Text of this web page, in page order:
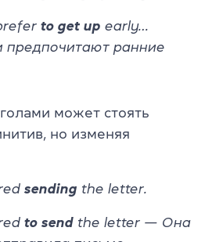
to get up early…
ранние
может стоять
но изменяя
sending the letter.
to send the letter — Она